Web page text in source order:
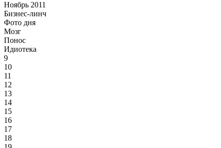
Ноябрь 2011
Бизнес-линч
Фото дня
Мозг
Понос
Идиотека
9
10
11
12
13
14
15
16
17
18